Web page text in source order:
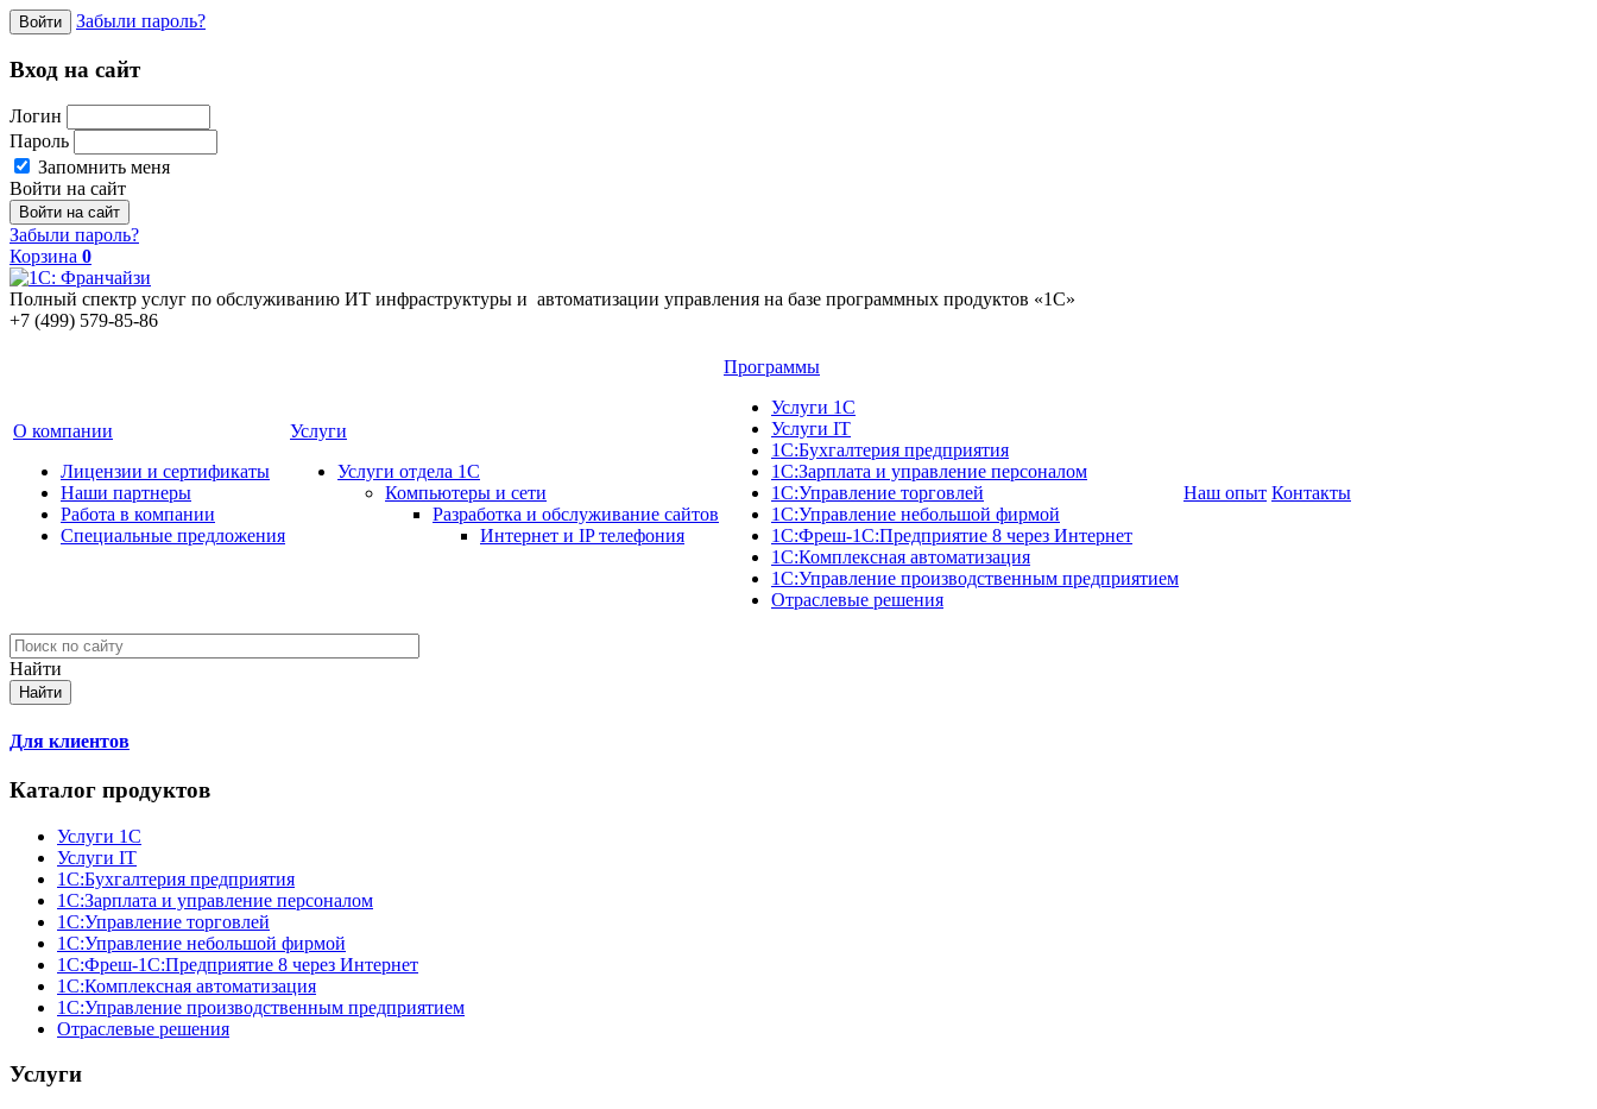
Войти Забыли пароль?
Вход на сайт
Логин
Пароль
Запомнить меня
Войти на сайт
Забыли пароль?
Корзина 0
Полный спектр услуг по обслуживанию ИТ инфраструктуры и автоматизации управления на базе программных продуктов «1С»
+7 (499) 579-85-86
О компании
Лицензии и сертификаты
Наши партнеры
Работа в компании
Специальные предложения
Услуги
Услуги отдела 1С
Компьютеры и сети
Разработка и обслуживание сайтов
Интернет и IP телефония
Программы
Услуги 1С
Услуги IT
1С:Бухгалтерия предприятия
1С:Зарплата и управление персоналом
1С:Управление торговлей
1С:Управление небольшой фирмой
1C:Фреш-1C:Предприятие 8 через Интернет
1С:Комплексная автоматизация
1С:Управление производственным предприятием
Отраслевые решения
Наш опыт Контакты
Найти
Для клиентов
Каталог продуктов
Услуги 1С
Услуги IT
1С:Бухгалтерия предприятия
1С:Зарплата и управление персоналом
1С:Управление торговлей
1С:Управление небольшой фирмой
1C:Фреш-1C:Предприятие 8 через Интернет
1С:Комплексная автоматизация
1С:Управление производственным предприятием
Отраслевые решения
Услуги